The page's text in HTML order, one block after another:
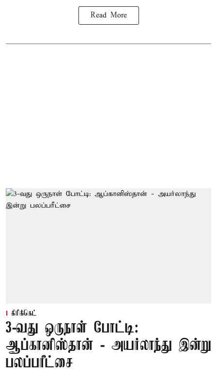
Read More
கிரிக்கெட்
3-வது ஒருநாள் போட்டி:
ஆப்கானிஸ்தான் - அயர்லாந்து இன்று
பலப்பரீட்சை